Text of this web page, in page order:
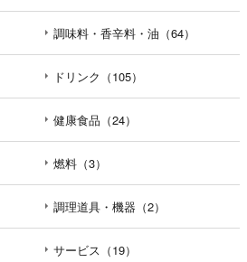
調味料・香辛料・油（64）
ドリンク（105）
健康食品（24）
燃料（3）
調理道具・機器（2）
サービス（19）